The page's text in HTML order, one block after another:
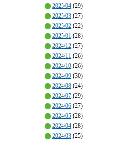
2025/04 (29)
2025/03 (27)
2025/02 (22)
2025/01 (28)
2024/12 (27)
2024/11 (26)
2024/10 (26)
2024/09 (30)
2024/08 (24)
2024/07 (29)
2024/06 (27)
2024/05 (28)
2024/04 (28)
2024/03 (25)